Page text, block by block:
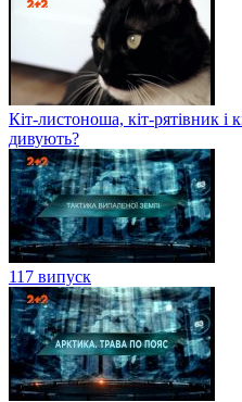
Кіт-листоноша, кіт-рятівник і
дивують?
117 випуск